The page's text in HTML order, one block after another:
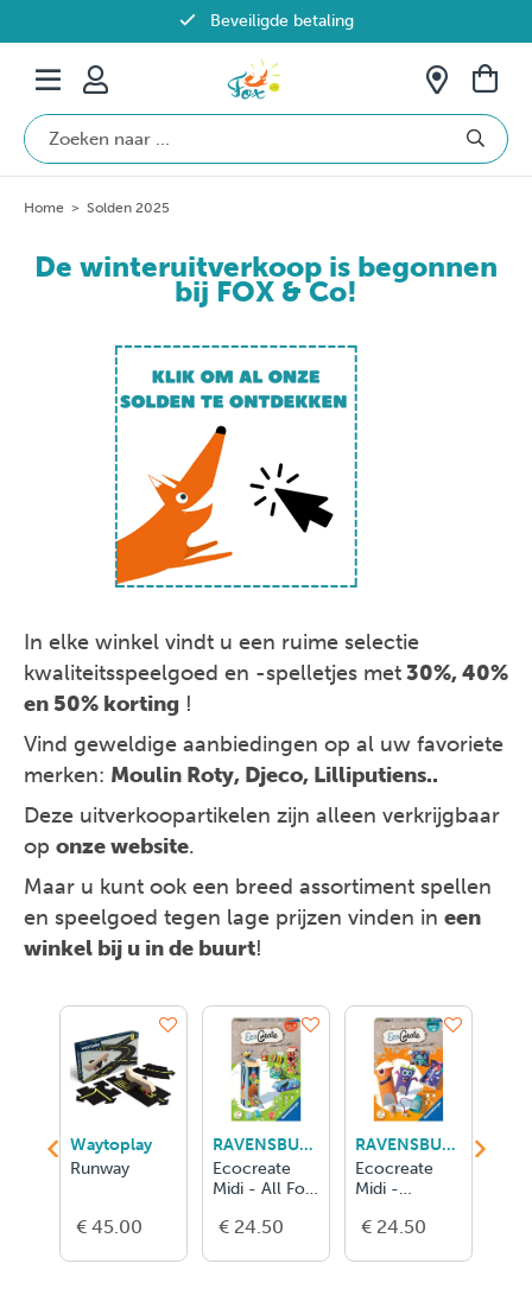
Beveiligde betaling
Gratis verzending vanaf €69 in België
Home > Solden 2025
De winteruitverkoop is begonnen
bij FOX & Co!
In elke winkel vindt u een ruime selectie
kwaliteitsspeelgoed en -spelletjes met30%, 40%
en 50% korting !
Vind geweldige aanbiedingen op al uw favoriete
merken: Moulin Roty, Djeco, Lilliputiens..
Deze uitverkoopartikelen zijn alleen verkrijgbaar
op onze website.
Maar u kunt ook een breed assortiment spellen
en speelgoed tegen lage prijzen vinden in een
winkel bij u in de buurt!
Waytoplay
Runway
€ 45.00
RAVENSBURGER
Ecocreate
Midi - All For
Abris Pour
€ 24.50
RAVENSBURGER
Ecocreate
Midi -
Games / Jeux
€ 24.50